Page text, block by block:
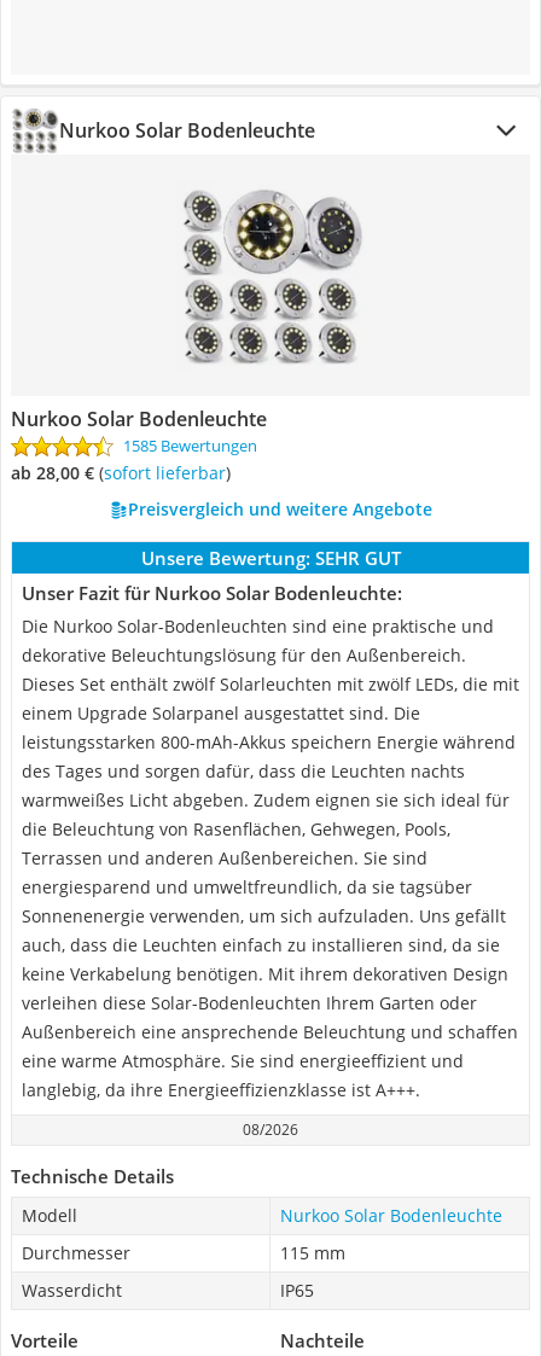
Nurkoo Solar Bodenleuchte
Nurkoo Solar Bodenleuchte
1585 Bewertungen
ab 28,00 € ( Sofort lieferbar)
Preisvergleich und weitere Angebote
Unsere Bewertung: SEHR GUT
Unser Fazit für Nurkoo Solar Bodenleuchte:
Die Nurkoo Solar-Bodenleuchten sind eine praktische und
dekorative Beleuchtungslösung für den Außenbereich.
Dieses Set enthält zwölf Solarleuchten mit zwölf LEDs, die mit
einem Upgrade Solarpanel ausgestattet sind. Die
leistungsstarken 800-mAh-Akkus speichern Energie während
des Tages und sorgen dafür, dass die Leuchten nachts
warmweißes Licht abgeben. Zudem eignen sie sich ideal für
die Beleuchtung von Rasenflächen, Gehwegen, Pools,
Terrassen und anderen Außenbereichen. Sie sind
energiesparend und umweltfreundlich, da sie tagsüber
Sonnenenergie verwenden, um sich aufzuladen. Uns gefällt
auch, dass die Leuchten einfach zu installieren sind, da sie
keine Verkabelung benötigen. Mit ihrem dekorativen Design
verleihen diese Solar-Bodenleuchten Ihrem Garten oder
Außenbereich eine ansprechende Beleuchtung und schaffen
eine warme Atmosphäre. Sie sind energieeffizient und
langlebig, da ihre Energieeffizienzklasse ist A+++.
08/2026
Technische Details
Modell
Nurkoo Solar Bodenleuchte
Durchmesser
115 mm
Wasserdicht
IP65
Vorteile Nachteile